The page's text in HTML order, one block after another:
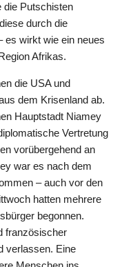
die Putschisten
durch die
es wirkt wie ein neues
Afrikas.
die USA und
dem Krisenland ab.
Hauptstadt Niamey
Vertretung
vorübergehend an
war es nach dem
– auch vor den
hatten mehrere
begonnen.
französischer
verlassen. Eine